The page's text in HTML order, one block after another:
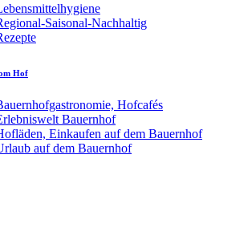
Saisonal-Nachhaltig
Hof
Hofcafés
Bauernhof
Einkaufen auf dem Bauernhof
auf dem Bauernhof